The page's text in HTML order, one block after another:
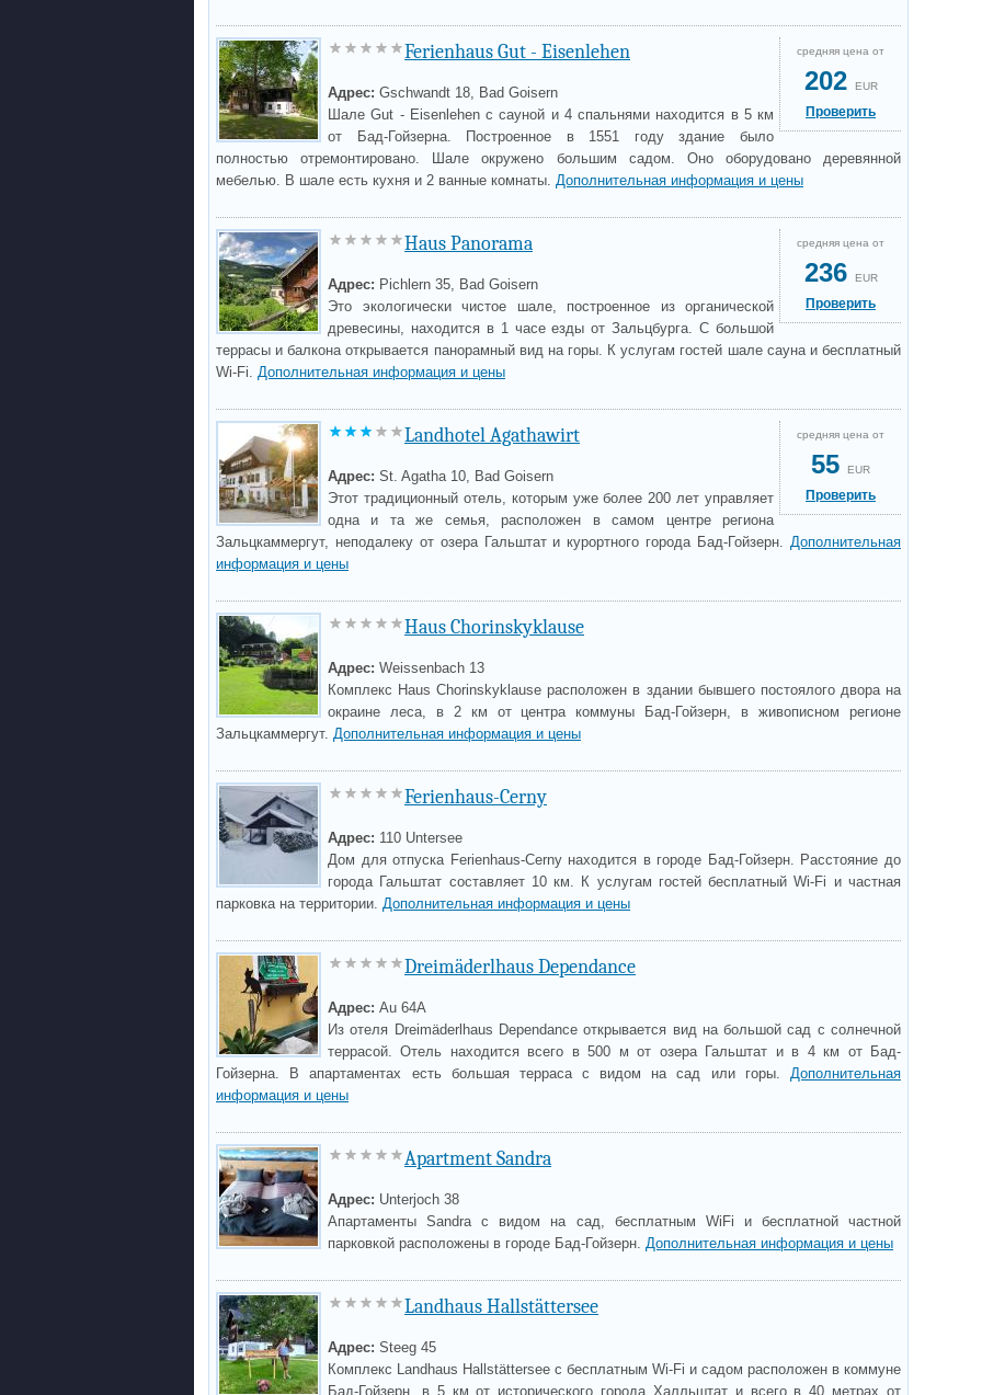
средняя цена от
202 EUR
Проверить
Ferienhaus Gut - Eisenlehen
Адрес: Gschwandt 18, Bad Goisern
Шале Gut - Eisenlehen с сауной и 4 спальнями находится в 5 км
от Бад-Гойзерна. Построенное в 1551 году здание было
полностью отремонтировано. Шале окружено большим садом. Оно оборудовано деревянной
мебелью. В шале есть кухня и 2 ванные комнаты. Дополнительная информация и цены
средняя цена от
236 EUR
Проверить
Haus Panorama
Адрес: Pichlern 35, Bad Goisern
Это экологически чистое шале, построенное из органической
древесины, находится в 1 часе езды от Зальцбурга. С большой
террасы и балкона открывается панорамный вид на горы. К услугам гостей шале сауна и бесплатный
Wi-Fi. Дополнительная информация и цены
средняя цена от
55 EUR
Проверить
Landhotel Agathawirt
Адрес: St. Agatha 10, Bad Goisern
Этот традиционный отель, которым уже более 200 лет управляет
одна и та же семья, расположен в самом центре региона
Зальцкаммергут, неподалеку от озера Гальштат и курортного города Бад-Гойзерн. Дополнительная
информация и цены
Haus Chorinskyklause
Адрес: Weissenbach 13
Комплекс Haus Chorinskyklause расположен в здании бывшего постоялого двора на
окраине леса, в 2 км от центра коммуны Бад-Гойзерн, в живописном регионе
Зальцкаммергут. Дополнительная информация и цены
Ferienhaus-Cerny
Адрес: 110 Untersee
Дом для отпуска Ferienhaus-Cerny находится в городе Бад-Гойзерн. Расстояние до
города Гальштат составляет 10 км. К услугам гостей бесплатный Wi-Fi и частная
парковка на территории. Дополнительная информация и цены
Dreimäderlhaus Dependance
Адрес: Au 64A
Из отеля Dreimäderlhaus Dependance открывается вид на большой сад с солнечной
террасой. Отель находится всего в 500 м от озера Гальштат и в 4 км от Бад-
Гойзерна. В апартаментах есть большая терраса с видом на сад или горы. Дополнительная
информация и цены
Apartment Sandra
Адрес: Unterjoch 38
Апартаменты Sandra с видом на сад, бесплатным WiFi и бесплатной частной
парковкой расположены в городе Бад-Гойзерн. Дополнительная информация и цены
Landhaus Hallstättersee
Адрес: Steeg 45
Комплекс Landhaus Hallstättersee с бесплатным Wi-Fi и садом расположен в коммуне
Бад-Гойзерн, в 5 км от исторического города Халльштат и всего в 40 метрах от